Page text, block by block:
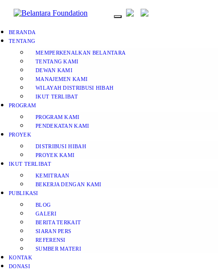
BERANDA
TENTANG
MEMPERKENALKAN BELANTARA
TENTANG KAMI
DEWAN KAMI
MANAJEMEN KAMI
WILAYAH DISTRIBUSI HIBAH
IKUT TERLIBAT
PROGRAM
PROGRAM KAMI
PENDEKATAN KAMI
PROYEK
DISTRIBUSI HIBAH
PROYEK KAMI
IKUT TERLIBAT
KEMITRAAN
BEKERJA DENGAN KAMI
PUBLIKASI
BLOG
GALERI
BERITA TERKAIT
SIARAN PERS
REFERENSI
SUMBER MATERI
KONTAK
DONASI